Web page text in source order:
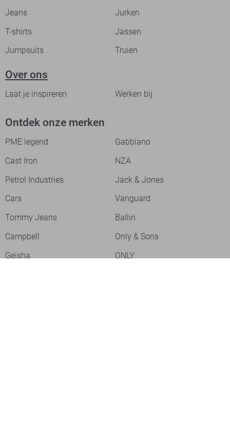
Jeans
Jurken
T-shirts
Jassen
Jumpsuits
Truien
Over ons
Laat je inspireren Werken bij
Ontdek onze merken
PME legend
Gabbiano
Cast Iron
NZA
Petrol Industries
Jack & Jones
Cars
Vanguard
Tommy Jeans
Ballin
Campbell
Only & Sons
Geisha
ONLY